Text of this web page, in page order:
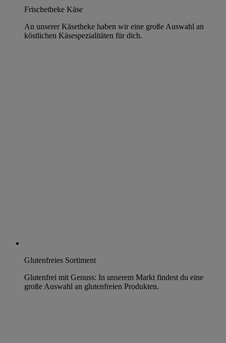
Frischetheke Käse
An unserer Käsetheke haben wir eine große Auswahl an
köstlichen Käsespezialitäten für dich.
Glutenfreies Sortiment
Glutenfrei mit Genuss: In unserem Markt findest du eine
große Auswahl an glutenfreien Produkten.